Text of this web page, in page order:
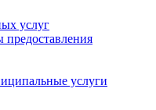
услуг
предоставления
услуги